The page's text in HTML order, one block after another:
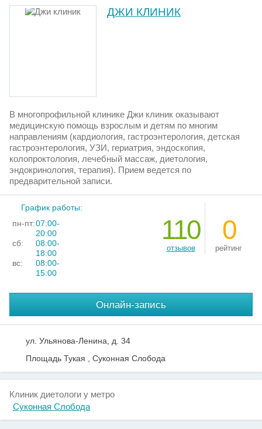
ДЖИ КЛИНИК
В многопрофильной клинике Джи клиник оказывают
медицинскую помощь взрослым и детям по многим
направлениям (кардиология, гастроэнтерология, детская
гастроэнтерология, УЗИ, гериатрия, эндоскопия,
колопроктология, лечебный массаж, диетология,
эндокринология, терапия). Прием ведется по
предварительной записи.
График работы:
пн-пт:07:00-
20:00
сб:
08:00-
18:00
вс:
08:00-
15:00
110
отзывов
0
рейтинг
Онлайн-запись
ул. Ульянова-Ленина, д. 34
Площадь Тукая , Суконная Слобода
Клиник диетологи у метро
Суконная Слобода